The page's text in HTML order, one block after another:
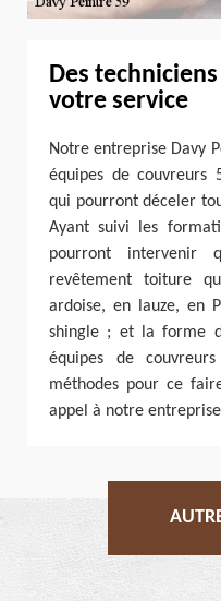
Des
votre service
Notre entreprise Davy
équipes de couvreurs
qui pourront déceler
Ayant suivi les
pourront
revêtement toiture
ardoise, en lauze, en
shingle ; et la forme
équipes de
méthodes pour ce
appel à notre